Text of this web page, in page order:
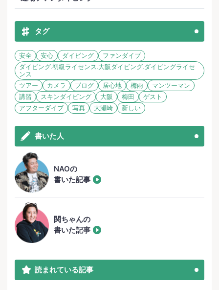
タグ
安全 安心 ダイビング
ファンダイブ
ダイビング.初級ライセンス.大阪ダイビング.ダイビングライセ
ンス
ツアー
カメラ ブログ 居心地 梅雨
マンツーマン
講習
スキンダイビング 大阪 梅田
ゲスト
アフターダイブ
写真 大瀬崎 新しい
書いた人
NAOの
書いた記事
関ちゃんの
書いた記事
読まれている記事